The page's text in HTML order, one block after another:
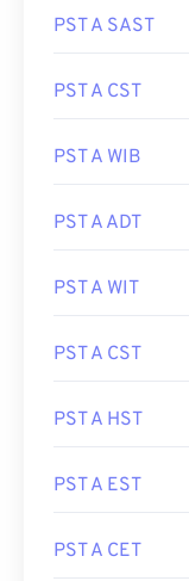
PST A SAST
PST A CST
PST A WIB
PST A ADT
PST A WIT
PST A CST
PST A HST
PST A EST
PST A CET